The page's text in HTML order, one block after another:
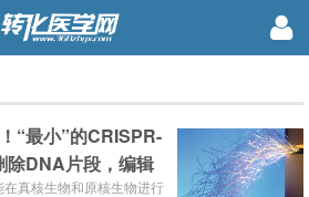
“最小”的CRISPR-
除DNA片段，编辑
真核生物和原核生物进行